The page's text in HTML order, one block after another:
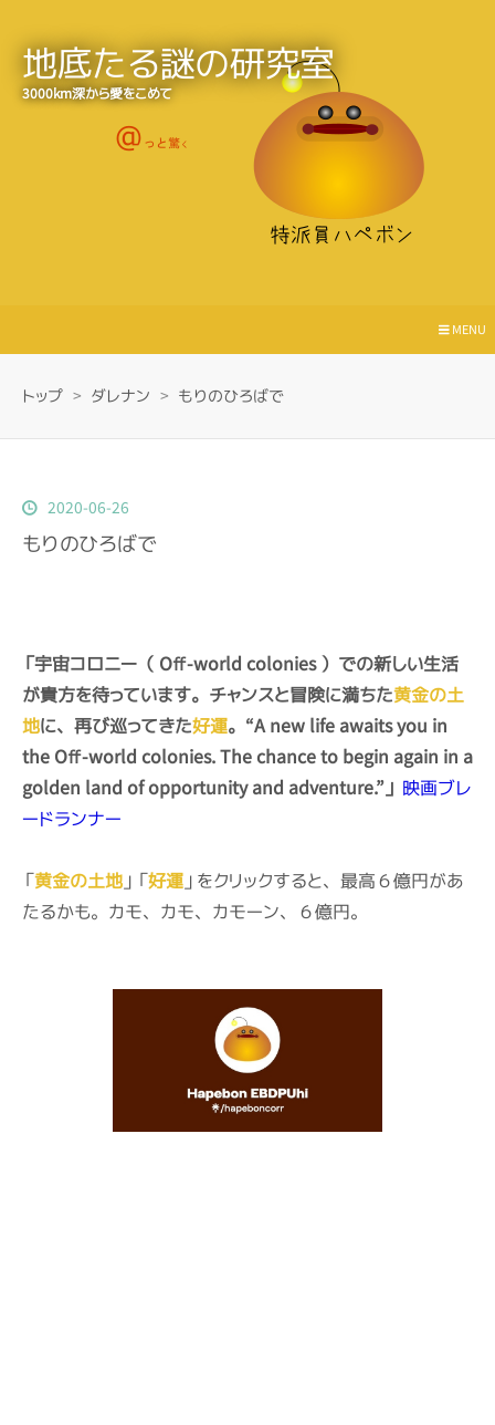
地底たる謎の研究室
3000km深から愛をこめて
MENU
トップ > ダレナン > もりのひろばで
2020-06-26
もりのひろばで
「宇宙コロニー（ Off-world colonies ）での新しい生活
が貴方を待っています。チャンスと冒険に満ちた黄金の土
地に、再び巡ってきた好運。“A new life awaits you in
the Off-world colonies. The chance to begin again in a
golden land of opportunity and adventure.”」 映画ブレ
ードランナー
「黄金の土地 」「好運 」をクリックすると、最高６億円があ
たるかも。カモ、カモ、カモーン、６億円。